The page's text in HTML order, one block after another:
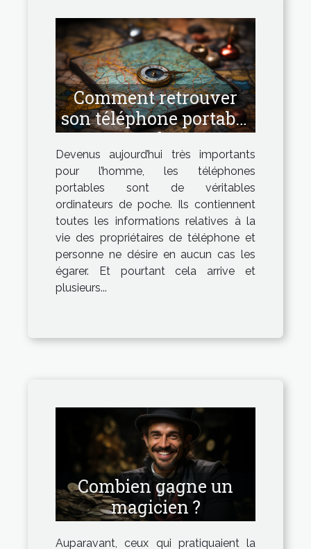
Comment retrouver
son téléphone portable
perdu ?
Devenus aujourd’hui très importants
pour l’homme, les téléphones
portables sont de véritables
ordinateurs de poche. Ils contiennent
toutes les informations relatives à la
vie des propriétaires de téléphone et
personne ne désire en aucun cas les
égarer. Et pourtant cela arrive et
plusieurs...
Combien gagne un
magicien ?
Auparavant, ceux qui pratiquaient la